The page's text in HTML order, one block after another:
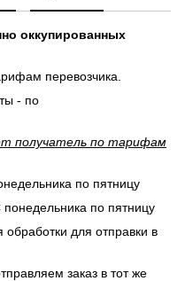
оккупированных
перевозчика.
- по
получатель по тарифам
по пятницу
по пятницу
для отправки в
заказ в тот же